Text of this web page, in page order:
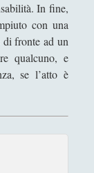
lavatore
che
"puffs"
/ The
a flying
In fine,
con una
di fronte ad un
qualcuno, e
se l’atto è